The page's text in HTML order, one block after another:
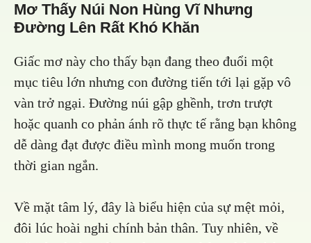
Mơ Thấy Núi Non Hùng Vĩ Nhưng
Đường Lên Rất Khó Khăn
Giấc mơ này cho thấy bạn đang theo đuổi một
mục tiêu lớn nhưng con đường tiến tới lại gặp vô
vàn trở ngại. Đường núi gập ghềnh, trơn trượt
hoặc quanh co phản ánh rõ thực tế rằng bạn không
dễ dàng đạt được điều mình mong muốn trong
thời gian ngắn.
Về mặt tâm lý, đây là biểu hiện của sự mệt mỏi,
đôi lúc hoài nghi chính bản thân. Tuy nhiên, về